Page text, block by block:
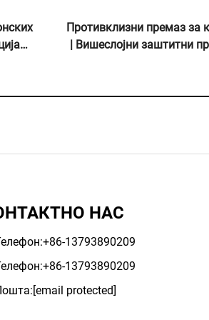
од
Материјали за
путева |
НАС
+86-13793890209
+86-13793890209
[email protected]